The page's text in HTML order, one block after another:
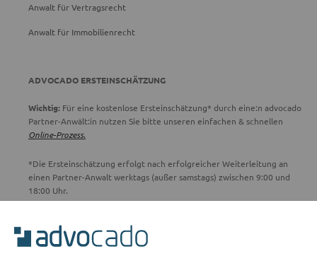
Anwalt für Vertragsrecht
Anwalt für Immobilienrecht
ADVOCADO ERSTEINSCHÄTZUNG
Wichtig: Für eine kostenlose Ersteinschätzung* durch eine:n advocado
Partner-Anwält:in nutzen Sie bitte unseren einfachen & schnellen
Online-Prozess.
*Die Ersteinschätzung erfolgt nach erfolgreicher Weiterleitung an
einen Partner-Anwalt werktags (außer samstags) zwischen 9:00 und
18:00 Uhr.
ADVOCADO SERVICE